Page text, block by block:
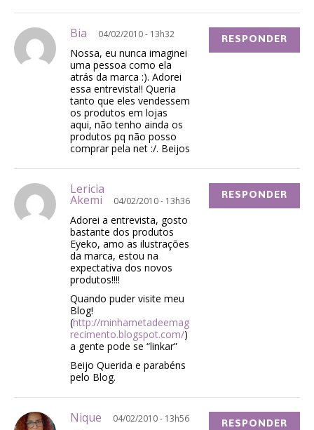
Bia 04/02/2010 - 13h32
Nossa, eu nunca imaginei
uma pessoa como ela
atrás da marca :). Adorei
essa entrevista!! Queria
tanto que eles vendessem
os produtos em lojas
aqui, não tenho ainda os
produtos pq não posso
comprar pela net :/. Beijos
RESPONDER
Lericia
Akemi 04/02/2010 - 13h36
Adorei a entrevista, gosto
bastante dos produtos
Eyeko, amo as ilustrações
da marca, estou na
expectativa dos novos
produtos!!!!
Quando puder visite meu
Blog!
(http://minhametadeemag
recimento.blogspot.com/)
a gente pode se “linkar”
Beijo Querida e parabéns
pelo Blog.
RESPONDER
Nique 04/02/2010 - 13h56 RESPONDER